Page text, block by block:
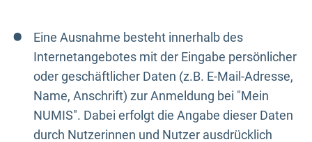
Eine Ausnahme besteht innerhalb des
Internetangebotes mit der Eingabe persönlicher
oder geschäftlicher Daten (z.B. E-Mail-Adresse,
Name, Anschrift) zur Anmeldung bei "Mein
NUMIS". Dabei erfolgt die Angabe dieser Daten
durch Nutzerinnen und Nutzer ausdrücklich